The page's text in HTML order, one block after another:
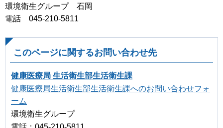
環境衛生グループ 石岡
電話 045-210-5811
このページに関するお問い合わせ先
健康医療局 生活衛生部生活衛生課
健康医療局生活衛生部生活衛生課へのお問い合わせフォ
ーム
環境衛生グループ